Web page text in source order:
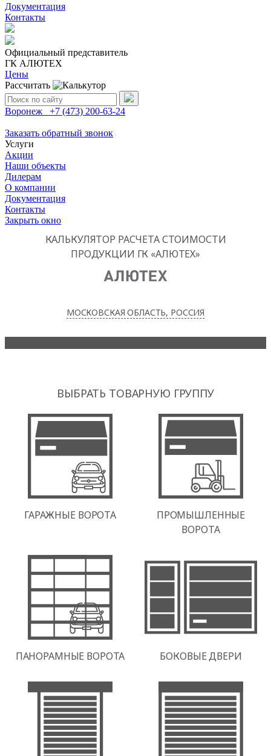
Документация
Контакты
Официальный представитель
ГК АЛЮТЕХ
Цены
Рассчитать
Поиск:
Воронеж
+7 (473) 200-63-24
Заказать обратный звонок
Услуги
Акции
Наши объекты
Дилерам
О компании
Документация
Контакты
Закрыть окно